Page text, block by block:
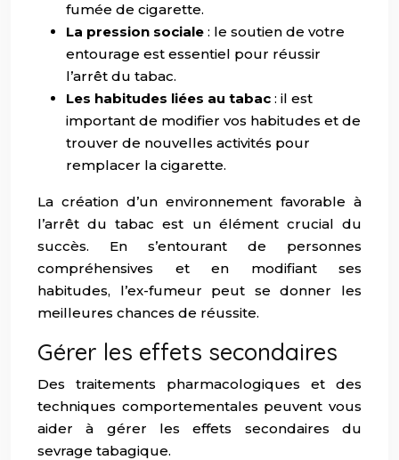
fumée de cigarette.
La pression sociale : le soutien de votre
entourage est essentiel pour réussir
l’arrêt du tabac.
Les habitudes liées au tabac : il est
important de modifier vos habitudes et de
trouver de nouvelles activités pour
remplacer la cigarette.
La création d’un environnement favorable à
l’arrêt du tabac est un élément crucial du
succès. En s’entourant de personnes
compréhensives et en modifiant ses
habitudes, l’ex-fumeur peut se donner les
meilleures chances de réussite.
Gérer les effets secondaires
Des traitements pharmacologiques et des
techniques comportementales peuvent vous
aider à gérer les effets secondaires du
sevrage tabagique.